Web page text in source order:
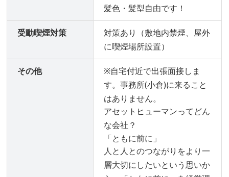
髪色・髪型自由です！
受動喫煙対策
対策あり（敷地内禁煙、屋外
に喫煙場所設置）
その他
※自宅付近で出張面接しま
す。事務所(小倉)に来ること
はありません。
アセットヒューマンってどん
な会社？
「ともに前に」
人と人とのつながりをより一
層大切にしたいという思いか